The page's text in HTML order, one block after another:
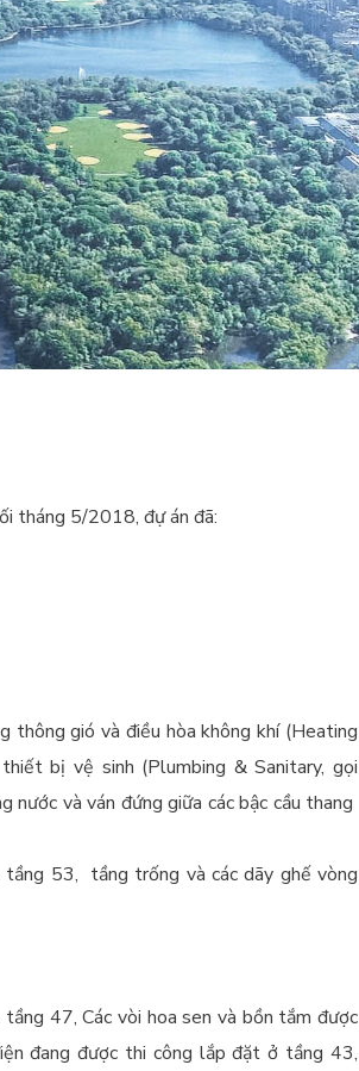
tháng 5/2018, đự án đã:
thông gió và điều hòa không khí (Heating
bị vệ sinh (Plumbing & Sanitary, gọi
và ván đứng giữa các bậc cầu thang
53, tầng trống và các dãy ghế vòng
47, Các vòi hoa sen và bồn tắm được
đang được thi công lắp đặt ở tầng 43,